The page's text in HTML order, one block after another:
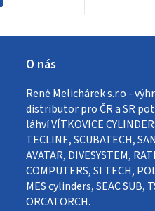
O nás
René Melichárek s.r.o -
distributor pro ČR a SR
láhví VÍTKOVICE
TECLINE, SCUBATECH,
AVATAR, DIVESYSTEM,
COMPUTERS, SI TECH,
MES cylinders, SEAC SUB,
ORCATORCH.